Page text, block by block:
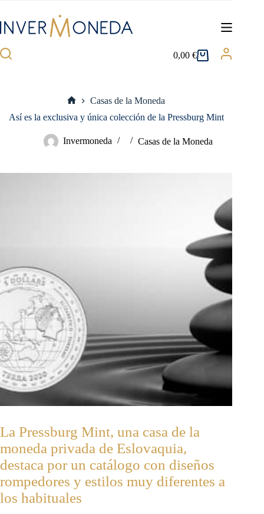
contenido
Carro
0,00€
Casas de la Moneda
Así es la exclusiva y única colección de la Pressburg Mint
Invermoneda Casas de la Moneda
La Pressburg Mint, una casa de la
moneda privada de Eslovaquia,
destaca por un catálogo con diseños
rompedores y estilos muy diferentes a
los habituales